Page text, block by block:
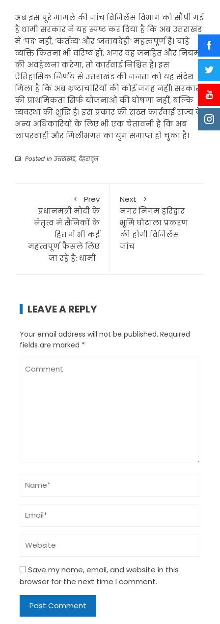
अब इस पूरे मामले की जांच विजिलेंस विभाग को सौंपी गई
है धामी सरकार ने यह स्पष्ट कर दिया है कि अब उत्तराखंड
में ‘पद’ नहीं, ‘कर्तव्य’ और ‘जवाबदेही’ महत्वपूर्ण हैं। चाहे
व्यक्ति कितना भी वरिष्ठ हो, अगर वह जनहित और नियमों
की अवहेलना करेगा, तो कार्रवाई निश्चित है। इस
ऐतिहासिक निर्णय से उत्तराखंड की जनता को यह संदेश
मिला है कि अब भ्रष्टाचारियों की कोई जगह नहीं। सरकार
की प्राथमिकता सिर्फ योजनाओं की घोषणा नहीं, बल्कि
व्यवस्था की शुद्धि है। इस प्रकार की सख्त कार्रवाई राज्य के
अन्य अधिकारियों के लिए भी एक चेतावनी है कि अब
लापरवाही और मिलीभगत का युग समाप्त हो चुका है।
Posted in उत्तराखंड, देहरादून
Prev
प्रधानमंत्री मोदी के
नेतृत्व में सैनिकों के
हित में भी कई
महत्वपूर्ण फैसले लिए
जा रहे हैं: धामी
Next
नगर निगम हरिद्वार
भूमि घोटाला प्रकरण
की होगी विजिलेंस
जांच
LEAVE A REPLY
Your email address will not be published. Required
fields are marked *
Save my name, email, and website in this
browser for the next time I comment.